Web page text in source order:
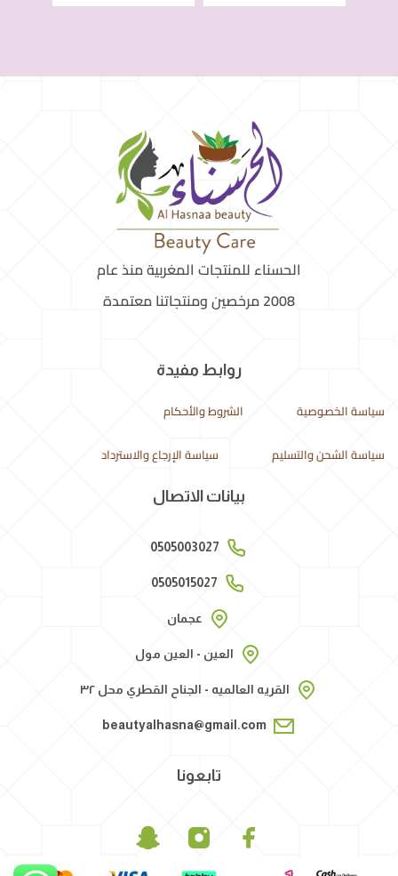
الحسناء للمنتجات المغربية منذ عام
2008 مرخصين ومنتجاتنا معتمدة
روابط مفيدة
سياسة الخصوصية الشروط والأحكام
سياسة الشحن والتسليم سياسة الإرجاع والاسترداد
بيانات الاتصال
0505003027
0505015027
عجمان
العين - العين مول
القريه العالميه - الجناح القطري محل ٣٢
beautyalhasna@gmail.com
تابعونا